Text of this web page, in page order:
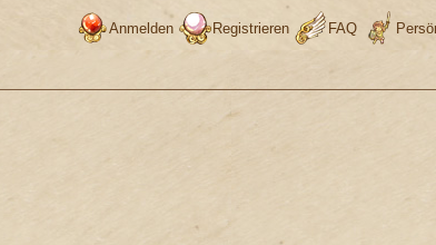
FAQ
Registrieren
Anmelden